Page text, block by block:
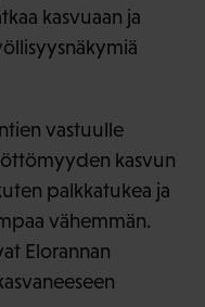
kasvuaan ja
vastuulle
kasvun
palkkatukea ja
vähemmän.
Elorannan